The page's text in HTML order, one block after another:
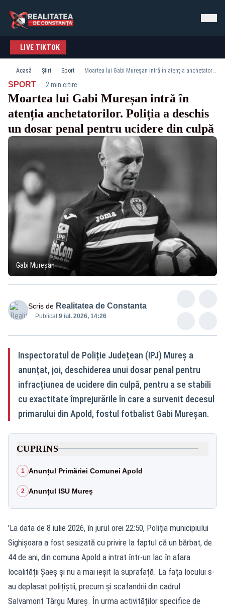
LIVE TIKTOK
Acasă Știri Sport Moartea lui Gabi Mureșan intră în atenția anchetatorilor. Poliția a deschis un dosar penal pentru ucidere din culpă
SPORT· 2 min citire
Moartea lui Gabi Mureșan intră în
atenția anchetatorilor. Poliția a deschis
un dosar penal pentru ucidere din culpă
Gabi Mureșan
Scris de Realitatea de Constanta
Publicat:9 iul. 2026, 14:26
Inspectoratul de Poliție Județean (IPJ) Mureș a
anunțat, joi, deschiderea unui dosar penal pentru
infracțiunea de ucidere din culpă, pentru a se stabili
cu exactitate împrejurările în care a survenit decesul
primarului din Apold, fostul fotbalist Gabi Mureșan.
CUPRINS
1 Anunțul Primăriei Comunei Apold
2 Anunțul ISU Mureș
'La data de 8 iulie 2026, în jurul orei 22:50, Poliția municipiului
Sighișoara a fost sesizată cu privire la faptul că un bărbat, de
44 de ani, din comuna Apold a intrat într-un lac în afara
localității Șaeș și nu a mai ieșit la suprafață. La fața locului s-
au deplasat polițiștii, precum și scafandrii din cadrul
Salvamont Târgu Mureș. În urma activităților specifice de